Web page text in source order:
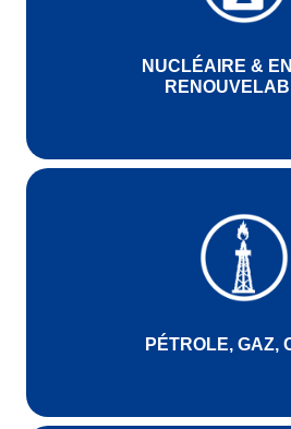
NUCLÉAIRE &
PÉTROLE, GAZ,